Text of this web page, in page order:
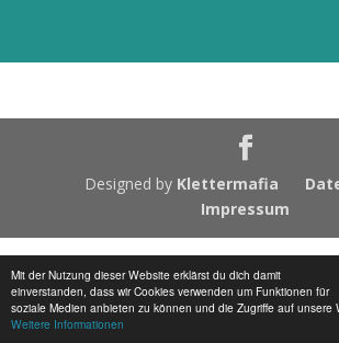
Mit der Nutzung dieser Website erklärst du dich damit
einverstanden, dass wir Cookies verwenden um Funktionen für
soziale Medien anbieten zu können und die Zugriffe auf unsere
Weitere Informationen
Designed by Klettermafia
Impressum